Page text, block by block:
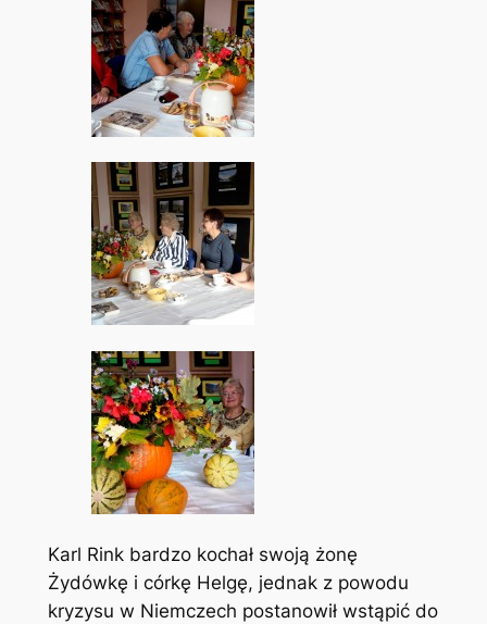
Karl Rink bardzo kochał swoją żonę
Żydówkę i córkę Helgę, jednak z powodu
kryzysu w Niemczech postanowił wstąpić do